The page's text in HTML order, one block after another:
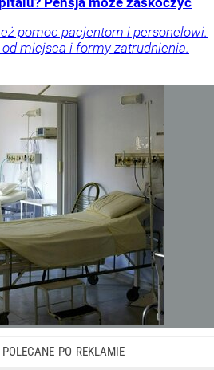
pomoc pacjentom i personelowi.
miejsca i formy zatrudnienia.